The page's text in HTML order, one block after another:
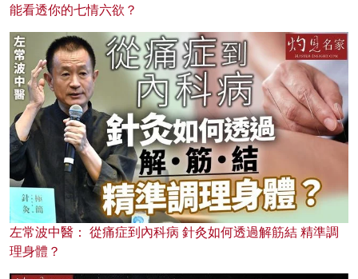
能看透你的七情六欲？
左常波中醫： 從痛症到內科病 針灸如何透過解筋結 精準調
理身體？